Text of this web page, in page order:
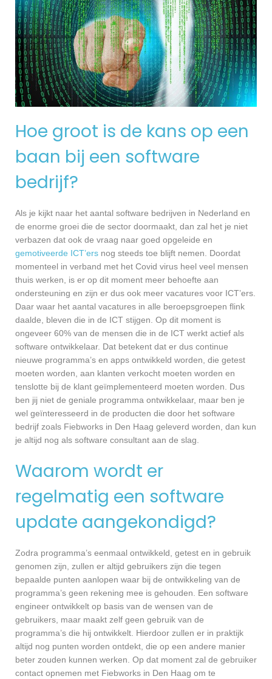
Hoe groot is de kans op een
baan bij een software
bedrijf?
Als je kijkt naar het aantal software bedrijven in Nederland en
de enorme groei die de sector doormaakt, dan zal het je niet
verbazen dat ook de vraag naar goed opgeleide en
gemotiveerde ICT’ers nog steeds toe blijft nemen. Doordat
momenteel in verband met het Covid virus heel veel mensen
thuis werken, is er op dit moment meer behoefte aan
ondersteuning en zijn er dus ook meer vacatures voor ICT’ers.
Daar waar het aantal vacatures in alle beroepsgroepen flink
daalde, bleven die in de ICT stijgen. Op dit moment is
ongeveer 60% van de mensen die in de ICT werkt actief als
software ontwikkelaar. Dat betekent dat er dus continue
nieuwe programma’s en apps ontwikkeld worden, die getest
moeten worden, aan klanten verkocht moeten worden en
tenslotte bij de klant geïmplementeerd moeten worden. Dus
ben jij niet de geniale programma ontwikkelaar, maar ben je
wel geïnteresseerd in de producten die door het software
bedrijf zoals Fiebworks in Den Haag geleverd worden, dan kun
je altijd nog als software consultant aan de slag.
Waarom wordt er
regelmatig een software
update aangekondigd?
Zodra programma’s eenmaal ontwikkeld, getest en in gebruik
genomen zijn, zullen er altijd gebruikers zijn die tegen
bepaalde punten aanlopen waar bij de ontwikkeling van de
programma’s geen rekening mee is gehouden. Een software
engineer ontwikkelt op basis van de wensen van de
gebruikers, maar maakt zelf geen gebruik van de
programma’s die hij ontwikkelt. Hierdoor zullen er in praktijk
altijd nog punten worden ontdekt, die op een andere manier
beter zouden kunnen werken. Op dat moment zal de gebruiker
contact opnemen met Fiebworks in Den Haag om te